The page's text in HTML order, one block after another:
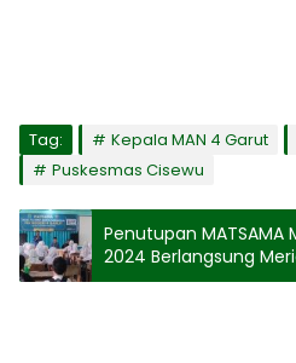
Tag: Kepala MAN 4 Garut
Puskesmas Cisewu
Penutupan MATSAMA
2024 Berlangsung